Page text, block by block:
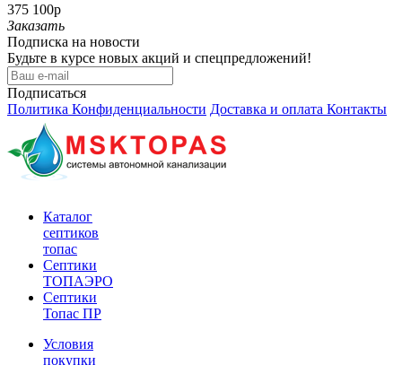
375 100р
Заказать
Подписка на новости
Будьте в курсе новых акций и спецпредложений!
Подписаться
Политика Конфиденциальности Доставка и оплата Контакты
Каталог
септиков
топас
Септики
ТОПАЭРО
Септики
Топас ПР
Условия
покупки